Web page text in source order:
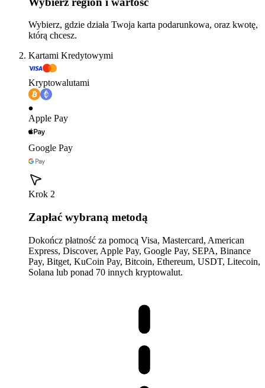
Wybierz, gdzie działa Twoja karta podarunkowa, oraz kwotę,
którą chcesz.
Kartami Kredytowymi
Kryptowalutami
Apple Pay
Google Pay
Krok 2
Zapłać wybraną metodą
Dokończ płatność za pomocą Visa, Mastercard, American
Express, Discover, Apple Pay, Google Pay, SEPA, Binance
Pay, Bitget, KuCoin Pay, Bitcoin, Ethereum, USDT, Litecoin,
Solana lub ponad 70 innych kryptowalut.